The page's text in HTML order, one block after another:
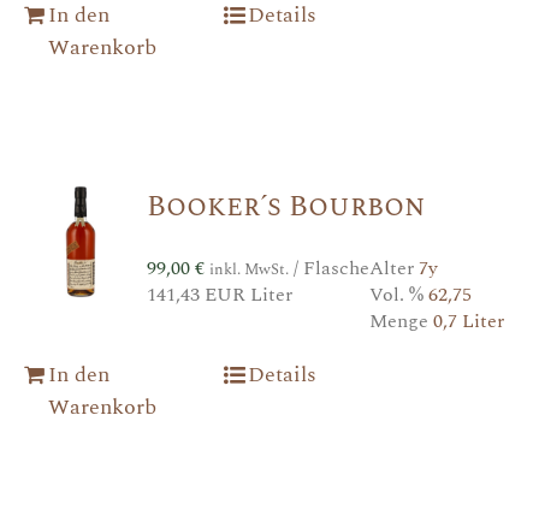
In den
Warenkorb
Details
Booker´s Bourbon
99,00€ inkl. MwSt./ Flasche
141,43 EUR Liter
Alter7y
Vol. %62,75
Menge 0,7 Liter
In den
Warenkorb
Details